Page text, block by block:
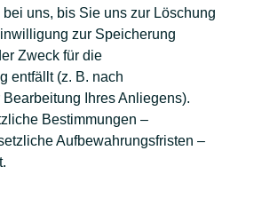
uns, bis Sie uns zur Löschung
zur Speicherung
Zweck für die
entfällt (z. B. nach
Ihres Anliegens).
Bestimmungen –
Aufbewahrungsfristen –